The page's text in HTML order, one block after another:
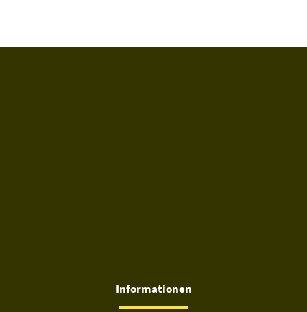
Informationen